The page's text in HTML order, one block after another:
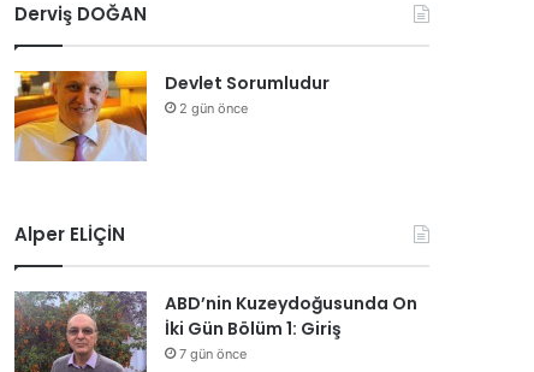
Derviş DOĞAN
Devlet Sorumludur
2 gün önce
Alper ELİÇİN
ABD’nin Kuzeydoğusunda On
İki Gün Bölüm 1: Giriş
7 gün önce